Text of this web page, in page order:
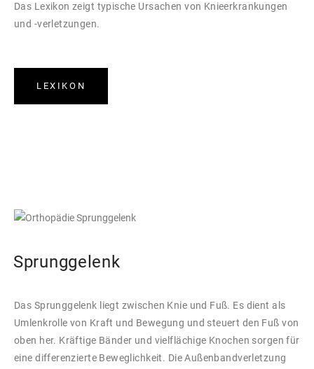
Das Lexikon zeigt typische Ursachen von Knieerkrankungen
und -verletzungen.
LEXIKON
Sprunggelenk
Das Sprunggelenk liegt zwischen Knie und Fuß. Es dient als
Umlenkrolle von Kraft und Bewegung und steuert den Fuß von
oben her. Kräftige Bänder und vielflächige Knochen sorgen für
eine differenzierte Beweglichkeit. Die Außenbandverletzung